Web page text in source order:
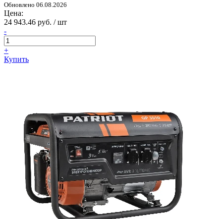
Обновлено 06.08.2026
Цена:
24 943.46 руб. / шт
-
+
Купить